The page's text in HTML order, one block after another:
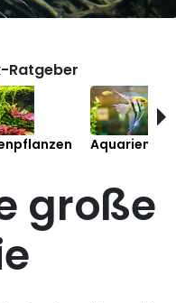
Ratgeber
große